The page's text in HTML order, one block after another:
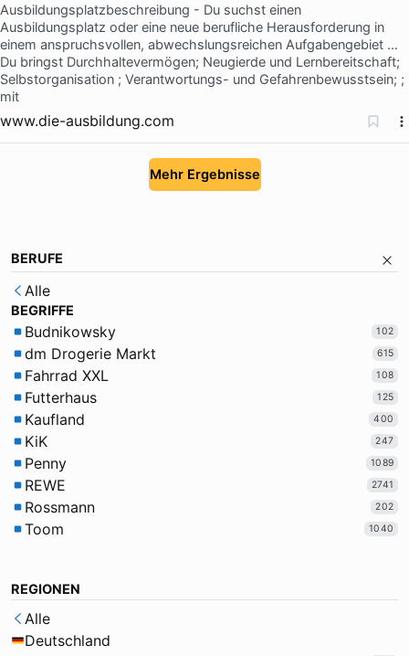
Ausbildungsplatzbeschreibung - Du suchst einen
Ausbildungsplatz oder eine neue berufliche Herausforderung in
einem anspruchsvollen, abwechslungsreichen Aufgabengebiet …
Du bringst Durchhaltevermögen; Neugierde und Lernbereitschaft;
Selbstorganisation ; Verantwortungs- und Gefahrenbewusstsein; ;
mit
www.die-ausbildung.com
Mehr Ergebnisse
BERUFE
Alle
BEGRIFFE
Budnikowsky 102
dm Drogerie Markt 615
Fahrrad XXL 108
Futterhaus 125
Kaufland 400
KiK 247
Penny 1089
REWE 2741
Rossmann 202
Toom 1040
REGIONEN
Alle
Deutschland